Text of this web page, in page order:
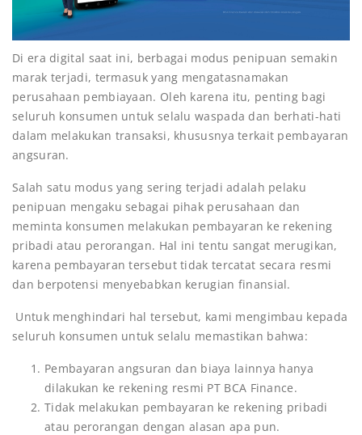
Di era digital saat ini, berbagai modus penipuan semakin
marak terjadi, termasuk yang mengatasnamakan
perusahaan pembiayaan. Oleh karena itu, penting bagi
seluruh konsumen untuk selalu waspada dan berhati-hati
dalam melakukan transaksi, khususnya terkait pembayaran
angsuran.
Salah satu modus yang sering terjadi adalah pelaku
penipuan mengaku sebagai pihak perusahaan dan
meminta konsumen melakukan pembayaran ke rekening
pribadi atau perorangan. Hal ini tentu sangat merugikan,
karena pembayaran tersebut tidak tercatat secara resmi
dan berpotensi menyebabkan kerugian finansial.
Untuk menghindari hal tersebut, kami mengimbau kepada
seluruh konsumen untuk selalu memastikan bahwa:
Pembayaran angsuran dan biaya lainnya hanya
dilakukan ke rekening resmi PT BCA Finance.
Tidak melakukan pembayaran ke rekening pribadi
atau perorangan dengan alasan apa pun.